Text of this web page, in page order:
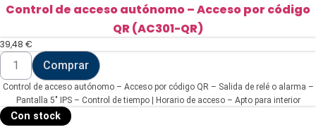
Control de acceso autónomo – Acceso por código
QR (AC301-QR)
39,48 €
Control
acceso
autónomo
Acceso
por
Comprar
Control de acceso autónomo – Acceso por código QR – Salida de relé o alarma –
Pantalla 5" IPS – Control de tiempo | Horario de acceso – Apto para interior
Con stock